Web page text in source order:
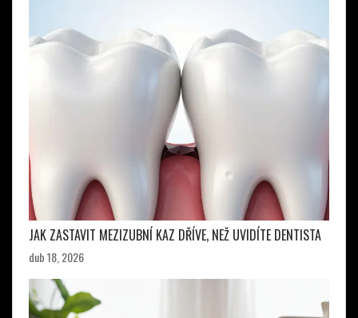
JAK ZASTAVIT MEZIZUBNÍ KAZ DŘÍVE, NEŽ UVIDÍTE DENTISTA
dub 18, 2026